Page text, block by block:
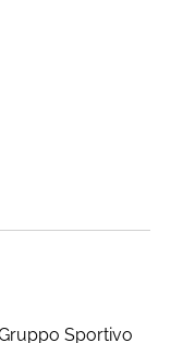
Sportivo